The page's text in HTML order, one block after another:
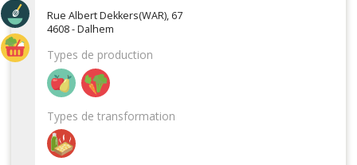
Rue Albert Dekkers(WAR), 67
4608 - Dalhem
Types de production
Types de transformation